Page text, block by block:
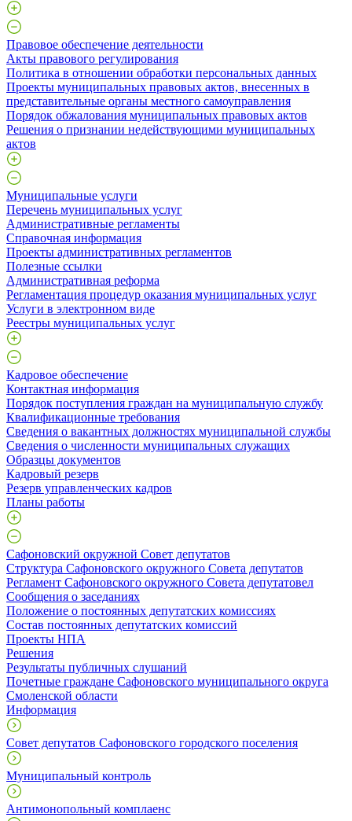
Правовое обеспечение деятельности
Акты правового регулирования
Политика в отношении обработки персональных данных
Проекты муниципальных правовых актов, внесенных в
представительные органы местного самоуправления
Порядок обжалования муниципальных правовых актов
Решения о признании недействующими муниципальных
актов
Муниципальные услуги
Перечень муниципальных услуг
Административные регламенты
Справочная информация
Проекты административных регламентов
Полезные ссылки
Административная реформа
Регламентация процедур оказания муниципальных услуг
Услуги в электронном виде
Реестры муниципальных услуг
Кадровое обеспечение
Контактная информация
Порядок поступления граждан на муниципальную службу
Квалификационные требования
Сведения о вакантных должностях муниципальной службы
Сведения о численности муниципальных служащих
Образцы документов
Кадровый резерв
Резерв управленческих кадров
Планы работы
Сафоновский окружной Совет депутатов
Структура Сафоновского окружного Совета депутатов
Регламент Сафоновского окружного Совета депутатовел
Сообщения о заседаниях
Положение о постоянных депутатских комиссиях
Состав постоянных депутатских комиссий
Проекты НПА
Решения
Результаты публичных слушаний
Почетные граждане Сафоновского муниципального округа
Смоленской области
Информация
Совет депутатов Сафоновского городского поселения
Муниципальный контроль
Антимонопольный комплаенс